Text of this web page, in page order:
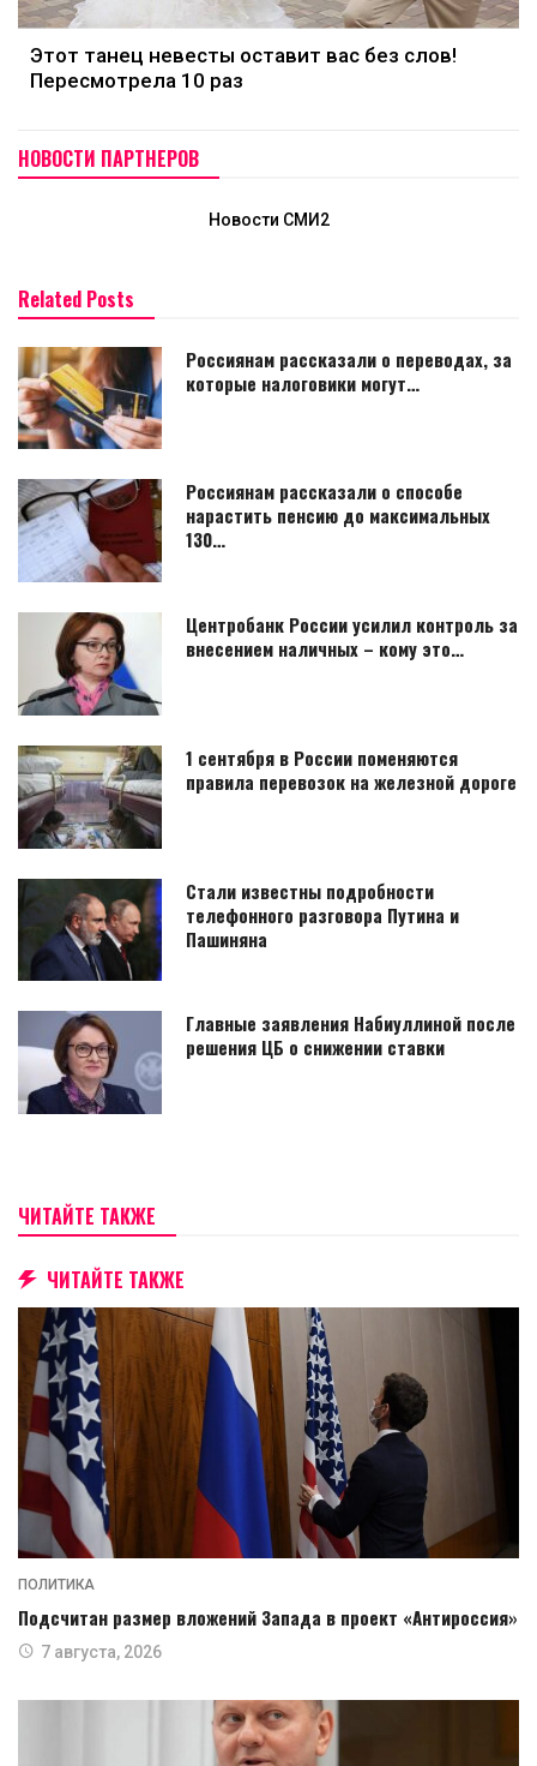
Этот танец невесты оставит вас без слов!
Пересмотрела 10 раз
НОВОСТИ ПАРТНЕРОВ
Новости СМИ2
Related Posts
Россиянам рассказали о переводах, за
которые налоговики могут…
Россиянам рассказали о способе
нарастить пенсию до максимальных
130…
Центробанк России усилил контроль за
внесением наличных – кому это…
1 сентября в России поменяются
правила перевозок на железной дороге
Стали известны подробности
телефонного разговора Путина и
Пашиняна
Главные заявления Набиуллиной после
решения ЦБ о снижении ставки
ЧИТАЙТЕ ТАКЖЕ
ЧИТАЙТЕ ТАКЖЕ
ПОЛИТИКА
Подсчитан размер вложений Запада в проект «Антироссия»
7 августа, 2026